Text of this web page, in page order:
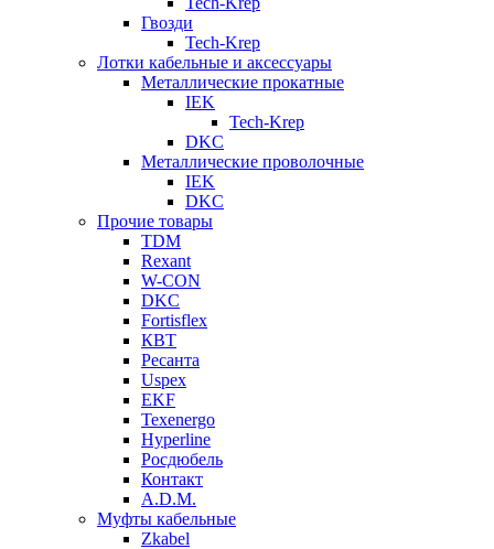
Гвозди
Tech-Krep
Лотки кабельные и аксессуары
Металлические прокатные
IEK
Tech-Krep
DKC
Металлические проволочные
IEK
DKC
Прочие товары
TDM
Rexant
W-CON
DKC
Fortisflex
КВТ
Ресанта
Uspex
EKF
Texenergo
Hyperline
Росдюбель
Контакт
A.D.M.
Муфты кабельные
Zkabel